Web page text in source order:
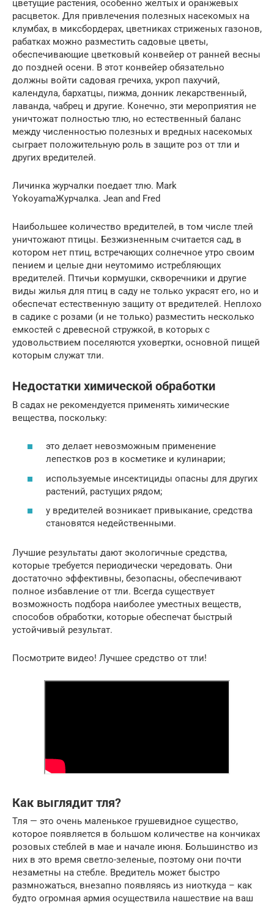
цветущие растения, особенно желтых и оранжевых
расцветок. Для привлечения полезных насекомых на
клумбах, в миксбордерах, цветниках стриженых газонов,
рабатках можно разместить садовые цветы,
обеспечивающие цветковый конвейер от ранней весны
до поздней осени. В этот конвейер обязательно
должны войти садовая гречиха, укроп пахучий,
календула, бархатцы, пижма, донник лекарственный,
лаванда, чабрец и другие. Конечно, эти мероприятия не
уничтожат полностью тлю, но естественный баланс
между численностью полезных и вредных насекомых
сыграет положительную роль в защите роз от тли и
других вредителей.
Личинка журчалки поедает тлю. Mark
YokoyamaЖурчалка. Jean and Fred
Наибольшее количество вредителей, в том числе тлей
уничтожают птицы. Безжизненным считается сад, в
котором нет птиц, встречающих солнечное утро своим
пением и целые дни неутомимо истребляющих
вредителей. Птичьи кормушки, скворечники и другие
виды жилья для птиц в саду не только украсят его, но и
обеспечат естественную защиту от вредителей. Неплохо
в садике с розами (и не только) разместить несколько
емкостей с древесной стружкой, в которых с
удовольствием поселяются уховертки, основной пищей
которым служат тли.
Недостатки химической обработки
В садах не рекомендуется применять химические
вещества, поскольку:
это делает невозможным применение
лепестков роз в косметике и кулинарии;
используемые инсектициды опасны для других
растений, растущих рядом;
у вредителей возникает привыкание, средства
становятся недейственными.
Лучшие результаты дают экологичные средства,
которые требуется периодически чередовать. Они
достаточно эффективны, безопасны, обеспечивают
полное избавление от тли. Всегда существует
возможность подбора наиболее уместных веществ,
способов обработки, которые обеспечат быстрый
устойчивый результат.
Посмотрите видео! Лучшее средство от тли!
Как выглядит тля?
Тля — это очень маленькое грушевидное существо,
которое появляется в большом количестве на кончиках
розовых стеблей в мае и начале июня. Большинство из
них в это время светло-зеленые, поэтому они почти
незаметны на стебле. Вредитель может быстро
размножаться, внезапно появляясь из ниоткуда – как
будто огромная армия осуществила нашествие на ваш